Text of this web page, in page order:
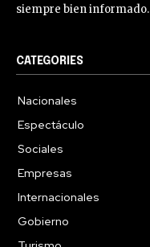
siempre bien informado.
CATEGORIES
Nacionales
Espectáculo
Sociales
Empresas
Internacionales
Gobierno